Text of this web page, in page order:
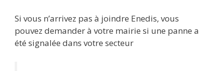
Si vous n’arrivez pas à joindre Enedis, vous
pouvez demander à votre mairie si une panne a
été signalée dans votre secteur